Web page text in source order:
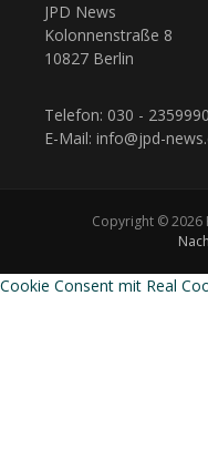
JPD News
Kolonnenstraße 8
10827 Berlin
Telefon: 030 -
E-Mail: info@jpd-
Copyright © 2026
Cookie Consent mit Real